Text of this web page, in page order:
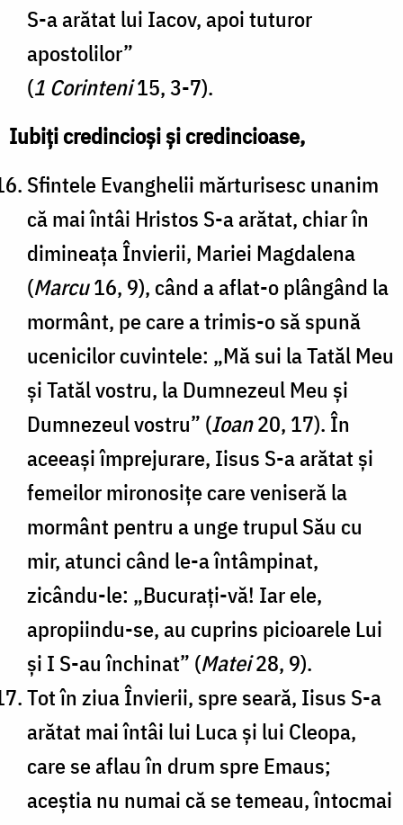
S-a arătat lui Iacov, apoi tuturor
apostolilor”
(1 Corinteni15, 3-7).
Iubiți credincioși și credincioase,
Sfintele Evanghelii mărturisesc unanim
că mai întâi Hristos S-a arătat, chiar în
dimineața Învierii, Mariei Magdalena
(Marcu16, 9), când a aflat-o plângând la
mormânt, pe care a trimis-o să spună
ucenicilor cuvintele: „Mă sui la Tatăl Meu
și Tatăl vostru, la Dumnezeul Meu și
Dumnezeul vostru” (Ioan20, 17). În
aceeași împrejurare, Iisus S-a arătat și
femeilor mironosițe care veniseră la
mormânt pentru a unge trupul Său cu
mir, atunci când le-a întâmpinat,
zicându-le: „Bucurați-vă! Iar ele,
apropiindu-se, au cuprins picioarele Lui
și I S-au închinat” (Matei28, 9).
Tot în ziua Învierii, spre seară, Iisus S-a
arătat mai întâi lui Luca și lui Cleopa,
care se aflau în drum spre Emaus;
aceștia nu numai că se temeau, întocmai